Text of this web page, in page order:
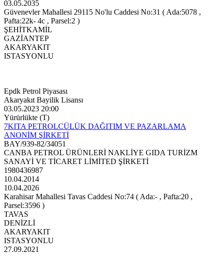
03.05.2035
Güvenevler Mahallesi 29115 No'lu Caddesi No:31 ( Ada:5078 ,
Pafta:22k- 4c , Parsel:2 )
ŞEHİTKAMİL
GAZİANTEP
AKARYAKIT
ISTASYONLU
Epdk Petrol Piyasası
Akaryakıt Bayilik Lisansı
03.05.2023 20:00
Yürürlükte (T)
7KITA PETROLCÜLÜK DAĞITIM VE PAZARLAMA
ANONİM ŞİRKETİ
BAY/939-82/34051
CANBA PETROL ÜRÜNLERİ NAKLİYE GIDA TURİZM
SANAYİ VE TİCARET LİMİTED ŞİRKETİ
1980436987
10.04.2014
10.04.2026
Karahisar Mahallesi Tavas Caddesi No:74 ( Ada:- , Pafta:20 ,
Parsel:3596 )
TAVAS
DENİZLİ
AKARYAKIT
ISTASYONLU
27.09.2021